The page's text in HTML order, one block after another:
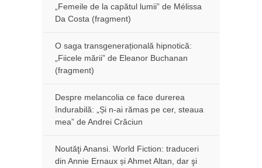
„Femeile de la capătul lumii” de Mélissa
Da Costa (fragment)
O saga transgenerațională hipnotică:
„Fiicele mării” de Eleanor Buchanan
(fragment)
Despre melancolia ce face durerea
îndurabilă: „Și n-ai rămas pe cer, steaua
mea” de Andrei Crăciun
Noutăţi Anansi. World Fiction: traduceri
din Annie Ernaux și Ahmet Altan, dar şi